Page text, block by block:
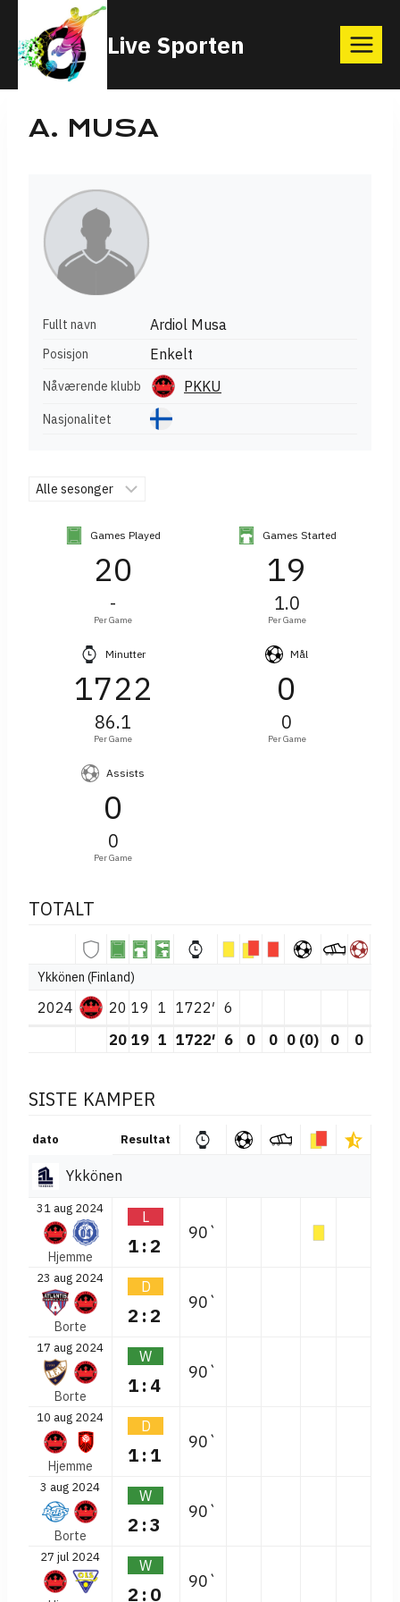
content
Live Sporten
A. MUSA
Fullt navn Ardiol Musa
Posisjon Enkelt
Nåværende klubb PKKU
Nasjonalitet
Games Played
20
-
Per Game
Games Started
19
1.0
Per Game
Minutter
1722
86.1
Per Game
Mål
0
0
Per Game
Assists
0
0
Per Game
TOTALT
Ykkönen (Finland)
2024 20 19 1 1722′ 6
20 19 1 1722′ 6 0 0 0 (0) 0 0
SISTE KAMPER
dato Resultat
Ykkönen
31 aug 2024
Hjemme
L
1:2
90`
23 aug 2024
Borte
D
2:2
90`
17 aug 2024
Borte
W
1:4
90`
10 aug 2024
Hjemme
D
1:1
90`
3 aug 2024
Borte
W
2:3
90`
27 jul 2024 W
2:0
90`